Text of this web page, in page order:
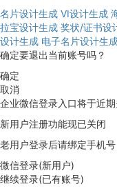
名片设计生成 VI设计生成
拉宝设计生成 奖状/证书设
设计生成 电子名片设计生
确定要退出当前账号吗？
确定
取消
企业微信登录入口将于近
新用户注册功能现已关闭
老用户登录后请绑定手机
微信登录(新用户)
继续登录(已有账号)